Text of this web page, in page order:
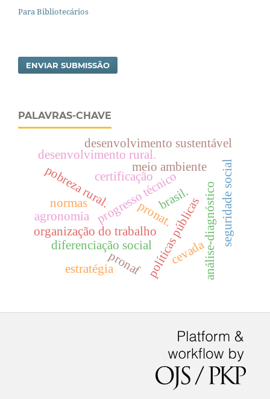
Para Bibliotecários
ENVIAR SUBMISSÃO
PALAVRAS-CHAVE
progresso técnico
políticas públicas
meio ambiente
organização do trabalho análise-diagnóstico
diferenciação social
desenvolvimento rural.
desenvolvimento sustentável
pronaf
pronat. seguridade social
pobreza rural.
normas
certificação
estratégia
brasil.
cevada
agronomia